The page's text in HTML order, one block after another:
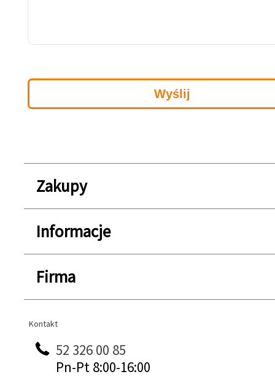
Zakupy
Informacje
Firma
Kontakt
Kontakt
52 326 00 85
Pn-Pt 8:00-16:00